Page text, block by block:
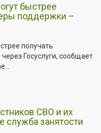
быстрее
поддержки –
получать
Госуслуги, сообщает
СВО и их
служба занятости